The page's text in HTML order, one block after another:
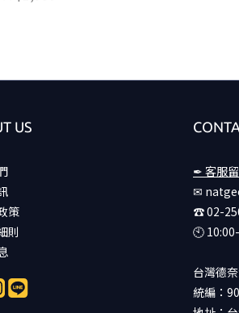
US
策
則
✒ 客服
✉
☎︎ 02-
🕙︎
台灣德
統編：